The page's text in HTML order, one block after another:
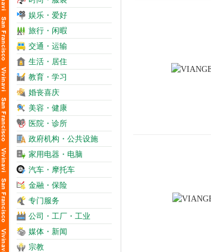
娱乐・爱好
旅行・闲暇
交通・运输
生活・居住
教育・学习
婚丧喜庆
美容・健康
医院・诊所
政府机构・公共设施
家用电器・电脑
汽车・摩托车
金融・保险
专门服务
公司・工厂・工业
媒体・新闻
宗教